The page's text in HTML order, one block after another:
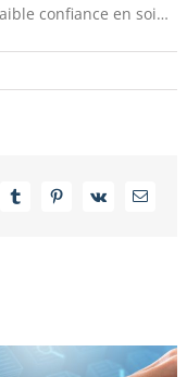
confiance en soi…
TumblrPinterest
Vk Email